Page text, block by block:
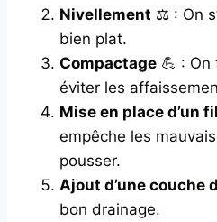
Nivellement ⚖️ : On
bien plat.
Compactage 💪 :
éviter les
Mise en place d’un
empêche les
pousser.
Ajout d’une couche
bon drainage.